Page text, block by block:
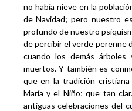
no había nieve en la
de Navidad; pero nuestro
profundo de nuestro
de percibir el verde perenne
cuando los demás
muertos. Y también es
que en la tradición
María y el Niño; que tan
antiguas celebraciones del